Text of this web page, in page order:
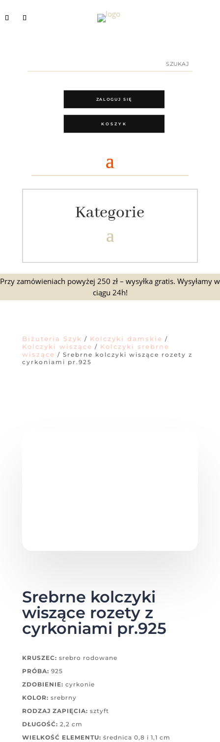
ZALOGUJ SIĘ
KOSZYK
Kategorie
Przy zamówieniach powyżej 250 zł – wysyłka gratis. Wysyłamy w
ciągu 24h!
Biżuteria Szyk / Kolczyki damskie /
Kolczyki wiszące / Kolczyki srebrne
wiszące / Srebrne kolczyki wiszące rozety z
cyrkoniami pr.925
Srebrne kolczyki
wiszące rozety z
cyrkoniami pr.925
KRUSZEC: srebro rodowane
PRÓBA: 925
ZDOBIENIE: cyrkonie
KOLOR: srebrny
RODZAJ ZAPIĘCIA: sztyft
DŁUGOŚĆ: 2,2 cm
WIELKOŚĆ ELEMENTU: średnica 0,8 i 1,1 cm